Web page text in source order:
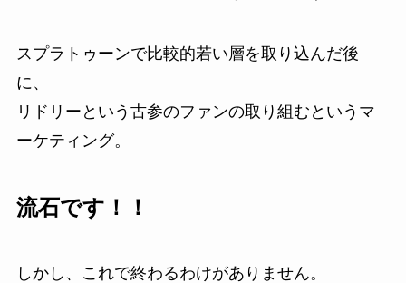
スプラトゥーンで比較的若い層を取り込んだ後
に、
リドリーという古参のファンの取り組むというマ
ーケティング。
流石です！！
しかし、これで終わるわけがありません。